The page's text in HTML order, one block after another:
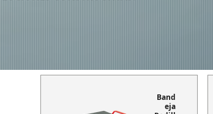
Band
eja